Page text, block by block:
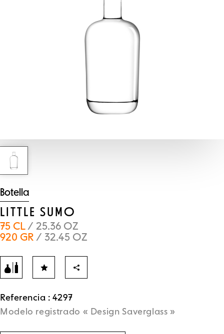
Botella
LITTLE SUMO
75 CL/ 25.36 OZ
920 GR / 32.45 OZ
Referencia : 4297
Modelo registrado « Design Saverglass »